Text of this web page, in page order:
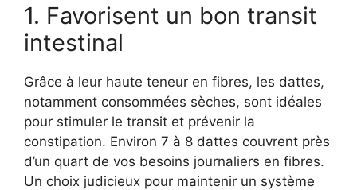
1. Favorisent un bon transit
intestinal
Grâce à leur haute teneur en fibres, les dattes,
notamment consommées sèches, sont idéales
pour stimuler le transit et prévenir la
constipation. Environ 7 à 8 dattes couvrent près
d’un quart de vos besoins journaliers en fibres.
Un choix judicieux pour maintenir un système